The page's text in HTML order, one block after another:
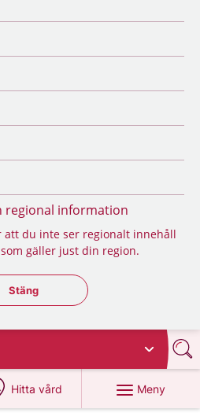
regional information
att du inte ser regionalt innehåll
gäller just din region.
Stäng regionsväljaren
Stäng
Hitta vård
på 1177.se
Meny